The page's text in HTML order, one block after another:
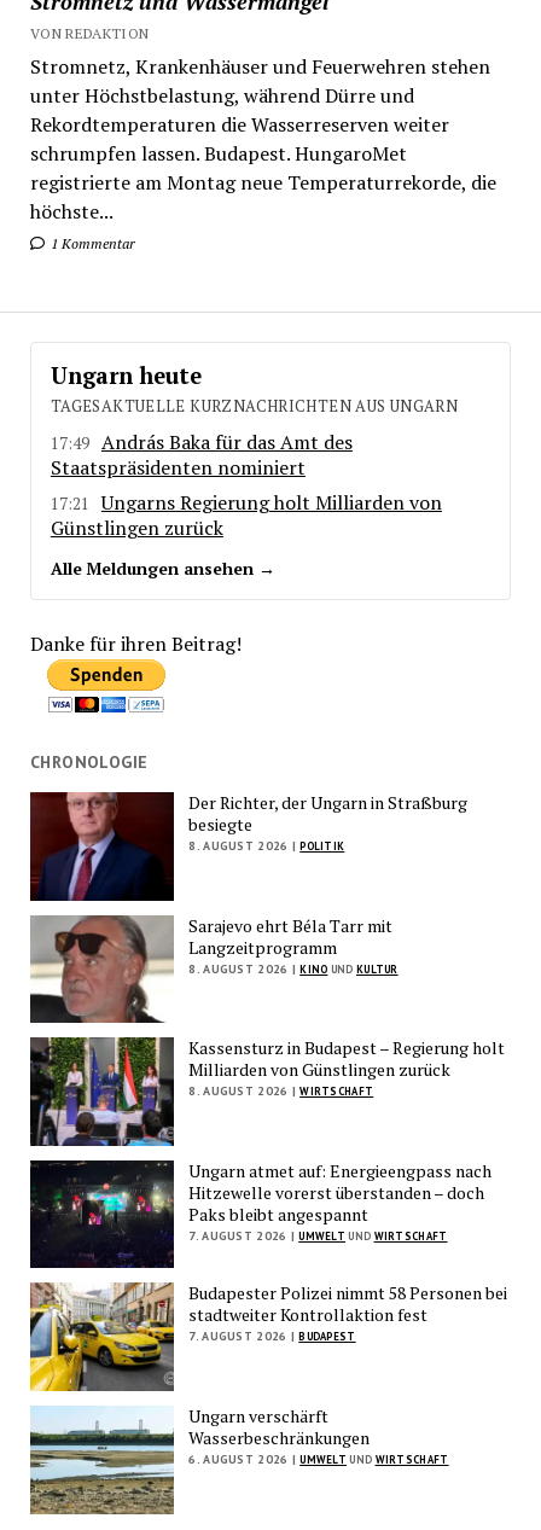
VON REDAKTION
Stromnetz, Krankenhäuser und Feuerwehren stehen
unter Höchstbelastung, während Dürre und
Rekordtemperaturen die Wasserreserven weiter
schrumpfen lassen. Budapest. HungaroMet
registrierte am Montag neue Temperaturrekorde, die
höchste...
1 Kommentar
Ungarn heute
TAGESAKTUELLE KURZNACHRICHTEN AUS UNGARN
17:49 András Baka für das Amt des
Staatspräsidenten nominiert
17:21
Ungarns Regierung holt Milliarden von
Günstlingen zurück
Alle Meldungen ansehen →
Danke für ihren Beitrag!
CHRONOLOGIE
Der Richter, der Ungarn in Straßburg
besiegte
8. AUGUST 2026 | POLITIK
Sarajevo ehrt Béla Tarr mit
Langzeitprogramm
8. AUGUST 2026 | KINO UND KULTUR
Kassensturz in Budapest – Regierung holt
Milliarden von Günstlingen zurück
8. AUGUST 2026 | WIRTSCHAFT
Ungarn atmet auf: Energieengpass nach
Hitzewelle vorerst überstanden – doch
Paks bleibt angespannt
7. AUGUST 2026 | UMWELT UND WIRTSCHAFT
Budapester Polizei nimmt 58 Personen bei
stadtweiter Kontrollaktion fest
7. AUGUST 2026 | BUDAPEST
Ungarn verschärft
Wasserbeschränkungen
6. AUGUST 2026 | UMWELT UND WIRTSCHAFT